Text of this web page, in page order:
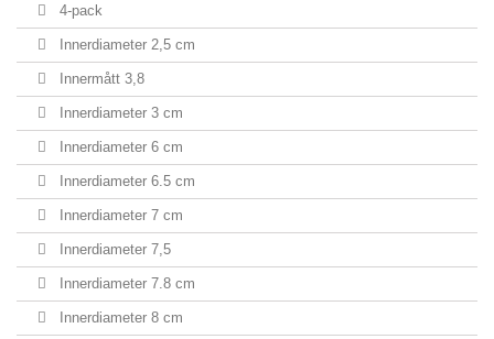
4-pack
Innerdiameter 2,5 cm
Innermått 3,8
Innerdiameter 3 cm
Innerdiameter 6 cm
Innerdiameter 6.5 cm
Innerdiameter 7 cm
Innerdiameter 7,5
Innerdiameter 7.8 cm
Innerdiameter 8 cm